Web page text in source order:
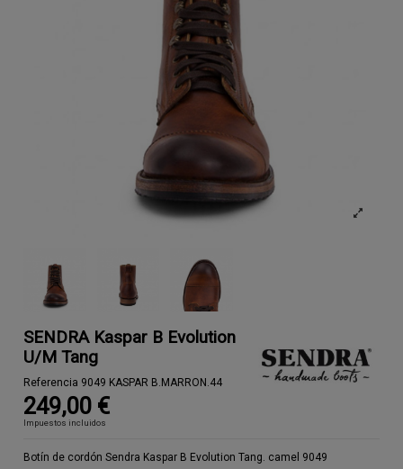
SENDRA Kaspar B Evolution
U/M Tang
Referencia 9049 KASPAR B.MARRON.44
249,00 €
Impuestos incluidos
Botín de cordón Sendra Kaspar B Evolution Tang. camel 9049